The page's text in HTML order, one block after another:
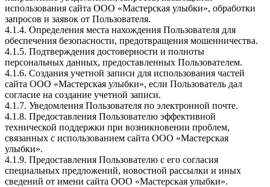
использования сайта ООО «Мастерская улыбки», обработки
запросов и заявок от Пользователя.
4.1.4. Определения места нахождения Пользователя для
обеспечения безопасности, предотвращения мошенничества.
4.1.5. Подтверждения достоверности и полноты
персональных данных, предоставленных Пользователем.
4.1.6. Создания учетной записи для использования частей
сайта ООО «Мастерская улыбки», если Пользователь дал
согласие на создание учетной записи.
4.1.7. Уведомления Пользователя по электронной почте.
4.1.8. Предоставления Пользователю эффективной
технической поддержки при возникновении проблем,
связанных с использованием сайта ООО «Мастерская
улыбки».
4.1.9. Предоставления Пользователю с его согласия
специальных предложений, новостной рассылки и иных
сведений от имени сайта ООО «Мастерская улыбки».